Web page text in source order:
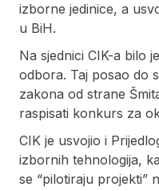
izborne jedinice, a
u BiH.
Na sjednici CIK-a bilo
odbora. Taj posao do
zakona od strane
raspisati konkurs za
CIK je usvojio i
izbornih tehnologija,
se “pilotiraju projekti”